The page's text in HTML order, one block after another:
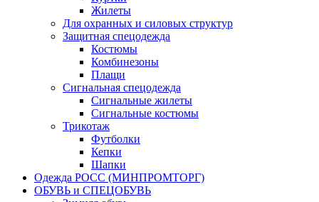
Жилеты
Для охранных и силовых структур
Защитная спецодежда
Костюмы
Комбинезоны
Плащи
Сигнальная спецодежда
Сигнальные жилеты
Сигнальные костюмы
Трикотаж
Футболки
Кепки
Шапки
Одежда РОСС (МИНПРОМТОРГ)
ОБУВЬ и СПЕЦОБУВЬ